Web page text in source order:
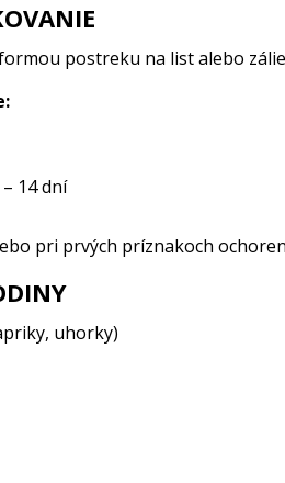
postreku na list alebo
14 dní
pri prvých príznakoch
uhorky)